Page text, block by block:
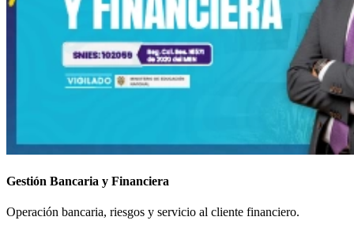
Gestión Bancaria y Financiera
Operación bancaria, riesgos y servicio al cliente financiero.